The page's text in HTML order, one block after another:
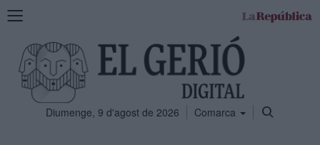
Mostra
navegació
Diumenge, 9 d'agost de 2026 Comarca